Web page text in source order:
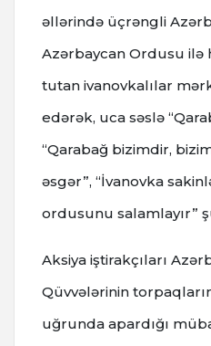
əllərində üçrəngli
Azərbaycan Ordusu ilə
tutan ivanovkalılar
edərək, uca səslə
“Qarabağ bizimdir,
əsgər”, “İvanovka
ordusunu salamlayır”
Aksiya iştirakçıları
Qüvvələrinin
uğrunda apardığı